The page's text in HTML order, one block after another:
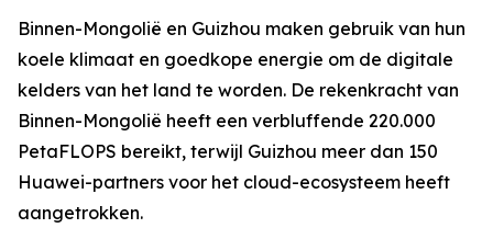
Binnen-Mongolië en Guizhou maken gebruik van hun
koele klimaat en goedkope energie om de digitale
kelders van het land te worden. De rekenkracht van
Binnen-Mongolië heeft een verbluffende 220.000
PetaFLOPS bereikt, terwijl Guizhou meer dan 150
Huawei-partners voor het cloud-ecosysteem heeft
aangetrokken.